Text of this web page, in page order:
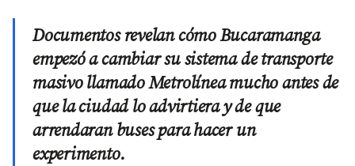
Documentos revelan cómo Bucaramanga
empezó a cambiar su sistema de transporte
masivo llamado Metrolínea mucho antes de
que la ciudad lo advirtiera y de que
arrendaran buses para hacer un
experimento.